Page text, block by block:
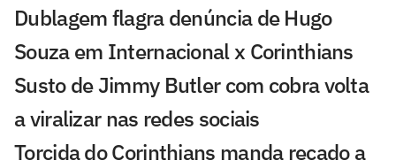
Dublagem flagra denúncia de Hugo
Souza em Internacional x Corinthians
Susto de Jimmy Butler com cobra volta
a viralizar nas redes sociais
Torcida do Corinthians manda recado a